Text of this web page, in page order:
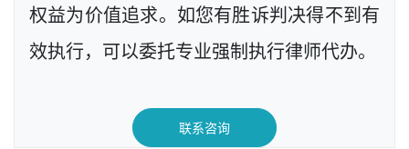
权益为价值追求。如您有胜诉判决得不到有
效执行，可以委托专业强制执行律师代办。
联系咨询